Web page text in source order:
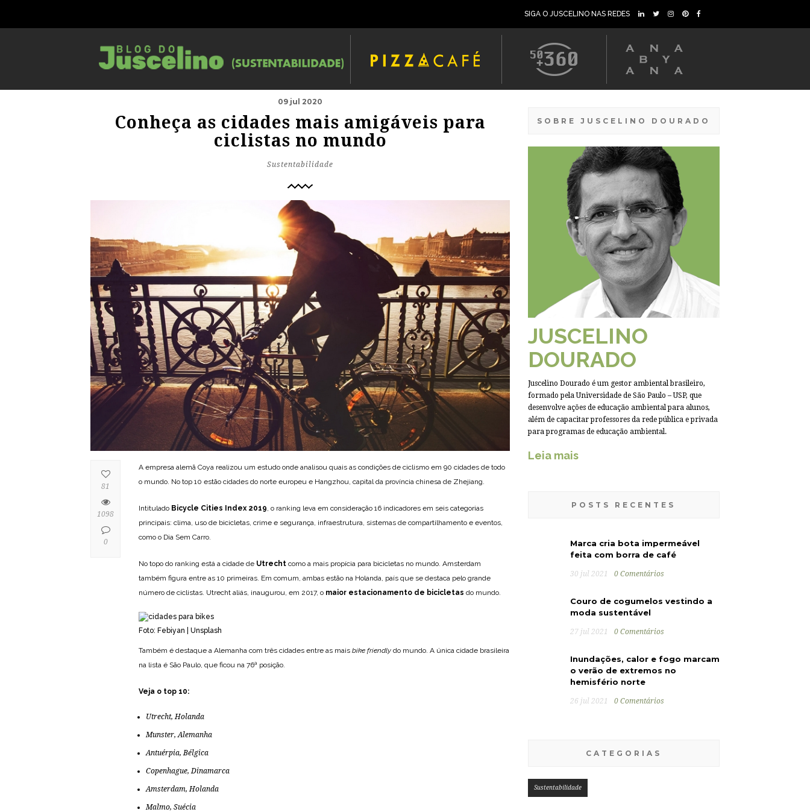
SIGA O JUSCELINO NAS REDES
09 jul 2020
Conheça as cidades mais amigáveis para
ciclistas no mundo
Sustentabilidade
A empresa alemã Coya realizou um estudo onde analisou quais as condições de ciclismo em 90 cidades de todo
o mundo. No top 10 estão cidades do norte europeu e Hangzhou, capital da província chinesa de Zhejiang.
Intitulado Bicycle Cities Index 2019 , o ranking leva em consideração 16 indicadores em seis categorias
principais: clima, uso de bicicletas, crime e segurança, infraestrutura, sistemas de compartilhamento e eventos,
como o Dia Sem Carro.
No topo do ranking está a cidade de Utrecht como a mais propícia para bicicletas no mundo. Amsterdam
também figura entre as 10 primeiras. Em comum, ambas estão na Holanda, país que se destaca pelo grande
número de ciclistas. Utrecht aliás, inaugurou, em 2017, o maior estacionamento de bicicletas do mundo.
Foto: Febiyan | Unsplash
Também é destaque a Alemanha com três cidades entre as mais bike friendly do mundo. A única cidade brasileira
na lista é São Paulo, que ficou na 76ª posição.
Veja o top 10:
Utrecht, Holanda
Munster, Alemanha
Antuérpia, Bélgica
Copenhague, Dinamarca
Amsterdam, Holanda
Malmo, Suécia
81
1098
0
SOBRE JUSCELINO DOURADO
JUSCELINO
DOURADO
Juscelino Dourado é um gestor ambiental brasileiro,
formado pela Universidade de São Paulo – USP, que
desenvolve ações de educação ambiental para alunos,
além de capacitar professores da rede pública e privada
para programas de educação ambiental.
Leia mais
POSTS RECENTES
Marca cria bota impermeável
feita com borra de café
30 jul 2021 0 Comentários
Couro de cogumelos vestindo a
moda sustentável
27 jul 2021 0 Comentários
Inundações, calor e fogo marcam
o verão de extremos no
hemisfério norte
26 jul 2021 0 Comentários
CATEGORIAS
Sustentabilidade